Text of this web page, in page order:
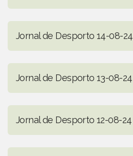
Jornal de Desporto 14-08-24
Jornal de Desporto 13-08-24
Jornal de Desporto 12-08-24